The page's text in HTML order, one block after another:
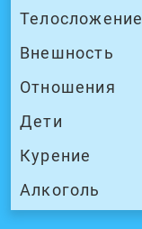
Телосложение
Внешность
Отношения
Дети
Курение
Алкоголь